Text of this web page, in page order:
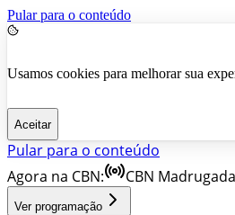
Pular para o conteúdo
Usamos cookies para melhorar sua
Aceitar
Pular para o conteúdo
Agora na CBN:
CBN Madrugada
Ver programação